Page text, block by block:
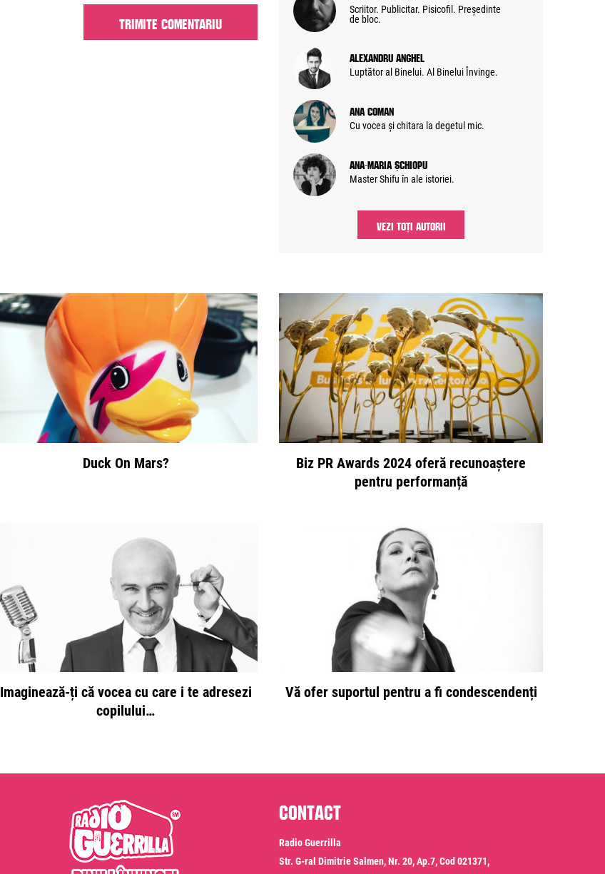
Scriitor. Publicitar. Pisicofil. Președinte
de bloc.
Alexandru Anghel
Luptător al Binelui. Al Binelui Învinge.
Ana Coman
Cu vocea și chitara la degetul mic.
Ana-Maria Șchiopu
Master Shifu în ale istoriei.
VEZI TOȚI AUTORII
Duck On Mars?
Biz PR Awards 2024 oferă recunoaștere
pentru performanță
Imaginează-ți că vocea cu care i te adresezi
copilului…
Vă ofer suportul pentru a fi condescendenți
Contact
Radio Guerrilla
Str. G-ral Dimitrie Salmen, Nr. 20, Ap.7, Cod 021371,